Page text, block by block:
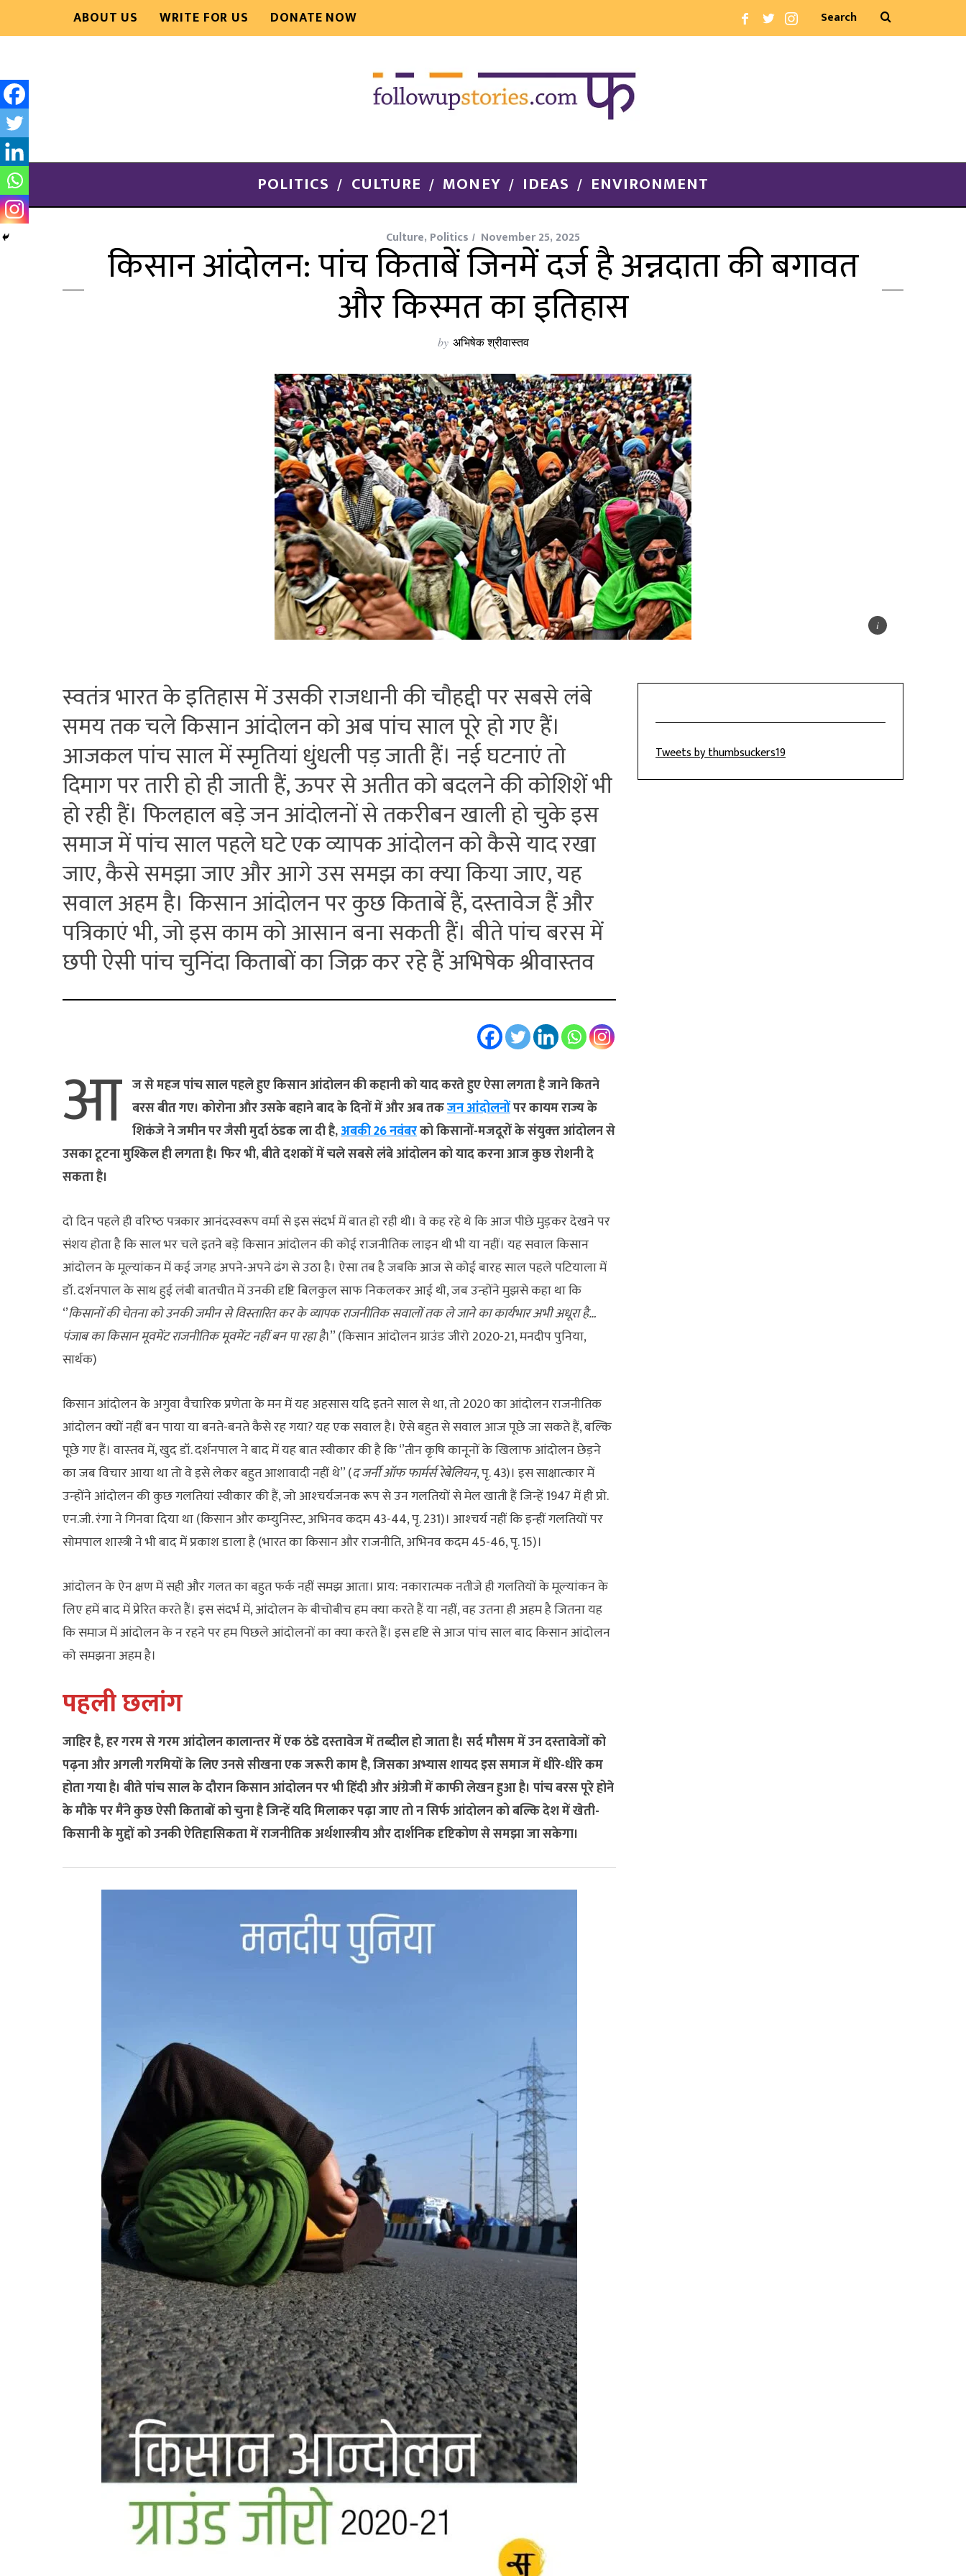
ABOUT US WRITE FOR US DONATE NOW
POLITICS CULTURE MONEY IDEAS ENVIRONMENT
Culture, Politics November 25, 2025
किसान आंदोलन: पांच किताबें जिनमें दर्ज है अन्नदाता की बगावत
और किस्मत का इतिहास
by अभिषेक श्रीवास्तव
स्‍वतंत्र भारत के इतिहास में उसकी राजधानी की चौहद्दी पर सबसे लंबे
समय तक चले किसान आंदोलन को अब पांच साल पूरे हो गए हैं।
आजकल पांच साल में स्‍मृतियां धुंधली पड़ जाती हैं। नई घटनाएं तो
दिमाग पर तारी हो ही जाती हैं, ऊपर से अतीत को बदलने की कोशिशें भी
हो रही हैं। फिलहाल बड़े जन आंदोलनों से तकरीबन खाली हो चुके इस
समाज में पांच साल पहले घटे एक व्‍यापक आंदोलन को कैसे याद रखा
जाए, कैसे समझा जाए और आगे उस समझ का क्‍या किया जाए, यह
सवाल अहम है। किसान आंदोलन पर कुछ किताबें हैं, दस्‍तावेज हैं और
पत्रिकाएं भी, जो इस काम को आसान बना सकती हैं। बीते पांच बरस में
छपी ऐसी पांच चुनिंदा किताबों का जिक्र कर रहे हैं अभिषेक श्रीवास्‍तव
आ ज से महज पांच साल पहले हुए किसान आंदोलन की कहानी को याद करते हुए ऐसा लगता है जाने कितने
बरस बीत गए। कोरोना और उसके बहाने बाद के दिनों में और अब तकजन आंदोलनोंपर कायम राज्य के
शिकंजे ने जमीन पर जैसी मुर्दा ठंडक ला दी है,अबकी 26 नवंबरको किसानों-मजदूरों के संयुक्‍त आंदोलन से
उसका टूटना मुश्किल ही लगता है। फिर भी, बीते दशकों में चले सबसे लंबे आंदोलन को याद करना आज कुछ रोशनी दे
सकता है।
दो दिन पहले ही वरिष्‍ठ पत्रकार आनंदस्‍वरूप वर्मा से इस संदर्भ में बात हो रही थी। वे कह रहे थे कि आज पीछे मुड़कर देखने पर
संशय होता है कि साल भर चले इतने बड़े किसान आंदोलन की कोई राजनीतिक लाइन थी भी या नहीं। यह सवाल किसान
आंदोलन के मूल्‍यांकन में कई जगह अपने-अपने ढंग से उठा है। ऐसा तब है जबकि आज से कोई बारह साल पहले पटियाला में
डॉ. दर्शनपाल के साथ हुई लंबी बातचीत में उनकी दृष्टि बिलकुल साफ निकलकर आई थी, जब उन्‍होंने मुझसे कहा था कि
‘’किसानों की चेतना को उनकी जमीन से विस्‍तारित कर के व्‍यापक राजनीतिक सवालों तक ले जाने का कार्यभार अभी अधूरा है…
पंजाब का किसान मूवमेंट राजनीतिक मूवमेंट नहीं बन पा रहा है।’’ (किसान आंदोलन ग्राउंड जीरो 2020-21, मनदीप पुनिया,
सार्थक)
किसान आंदोलन के अगुवा वैचारिक प्रणेता के मन में यह अहसास यदि इतने साल से था, तो 2020 का आंदोलन राजनीतिक
आंदोलन क्‍यों नहीं बन पाया या बनते-बनते कैसे रह गया? यह एक सवाल है। ऐसे बहुत से सवाल आज पूछे जा सकते हैं, बल्कि
पूछे गए हैं। वास्‍तव में, खुद डॉ. दर्शनपाल ने बाद में यह बात स्‍वीकार की है कि ‘’तीन कृषि कानूनों के खिलाफ आंदोलन छेड़ने
का जब विचार आया था तो वे इसे लेकर बहुत आशावादी नहीं थे’’ (द जर्नी ऑफ फार्मर्स रेबेलियन, पृ. 43)। इस साक्षात्‍कार में
उन्‍होंने आंदोलन की कुछ गलतियां स्‍वीकार की हैं, जो आश्‍चर्यजनक रूप से उन गलतियों से मेल खाती हैं जिन्‍हें 1947 में ही प्रो.
एन.जी. रंगा ने गिनवा दिया था (किसान और कम्‍युनिस्‍ट, अभिनव कदम 43-44, पृ. 231)। आश्‍चर्य नहीं कि इन्‍हीं गलतियों पर
सोमपाल शास्‍त्री ने भी बाद में प्रकाश डाला है (भारत का किसान और राजनीति, अभिनव कदम 45-46, पृ. 15)।
आंदोलन के ऐन क्षण में सही और गलत का बहुत फर्क नहीं समझ आता। प्राय: नकारात्‍मक नतीजे ही गलतियों के मूल्‍यांकन के
लिए हमें बाद में प्रेरित करते हैं। इस संदर्भ में, आंदोलन के बीचोबीच हम क्‍या करते हैं या नहीं, वह उतना ही अहम है जितना यह
कि समाज में आंदोलन के न रहने पर हम पिछले आंदोलनों का क्‍या करते हैं। इस दृष्टि से आज पांच साल बाद किसान आंदोलन
को समझना अहम है।
पहली छलांग
जाहिर है, हर गरम से गरम आंदोलन कालान्‍तर में एक ठंडे दस्‍तावेज में तब्‍दील हो जाता है। सर्द मौसम में उन दस्‍तावेजों को
पढ़ना और अगली गरमियों के लिए उनसे सीखना एक जरूरी काम है, जिसका अभ्‍यास शायद इस समाज में धीरे-धीरे कम
होता गया है। बीते पांच साल के दौरान किसान आंदोलन पर भी हिंदी और अंग्रेजी में काफी लेखन हुआ है। पांच बरस पूरे होने
के मौके पर मैंने कुछ ऐसी किताबों को चुना है जिन्‍हें यदि मिलाकर पढ़ा जाए तो न सिर्फ आंदोलन को बल्कि देश में खेती-
किसानी के मुद्दों को उनकी ऐतिहासिकता में राजनीतिक अर्थशास्‍त्रीय और दार्शनिक दृष्टिकोण से समझा जा सकेगा।
Tweets by thumbsuckers19